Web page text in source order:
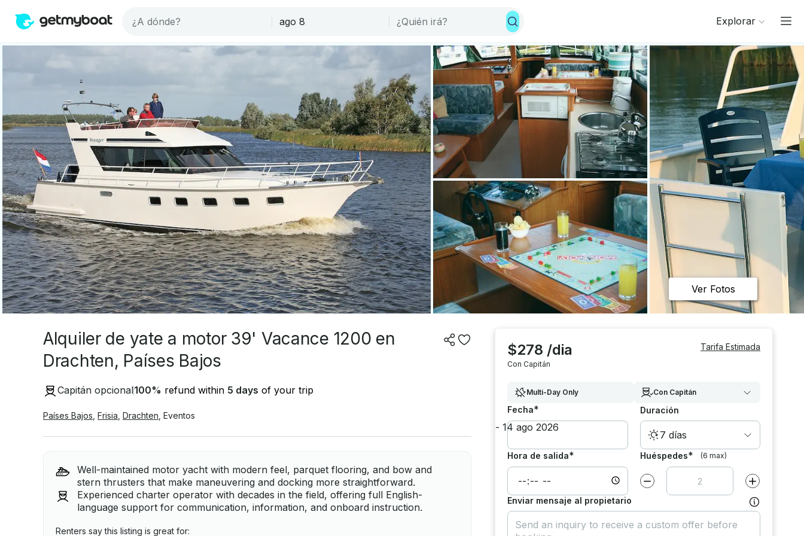
Explorar
Ver Fotos
Alquiler de yate a motor 39' Vacance 1200 en
Drachten, Países Bajos
Capitán opcional100% refund within 5 days of your trip
Países Bajos Frisia Drachten Eventos
Well-maintained motor yacht with modern feel, parquet flooring, and bow and
stern thrusters that make maneuvering and docking more straightforward.
Experienced charter operator with decades in the field, offering full English-
language support for communication, information, and onboard instruction.
Renters say this listing is great for:
$278 /dia
Con Capitán
Tarifa Estimada
Multi-Day Only Con Capitán
Fecha* Duración
7 días
Hora de salida* Huéspedes* (6 max)
Disminuir el valor por Aumentar el
Enviar mensaje al propietario